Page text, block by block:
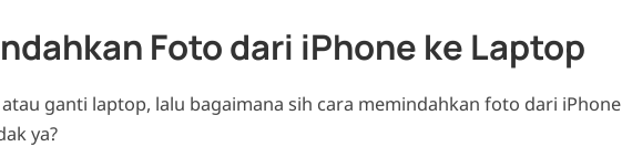
Foto dari iPhone ke Laptop
ganti laptop, lalu bagaimana sih cara memindahkan foto dari iPhone
ya?